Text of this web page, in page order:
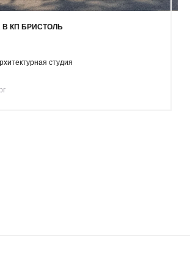
КП БРИСТОЛЬ
студия